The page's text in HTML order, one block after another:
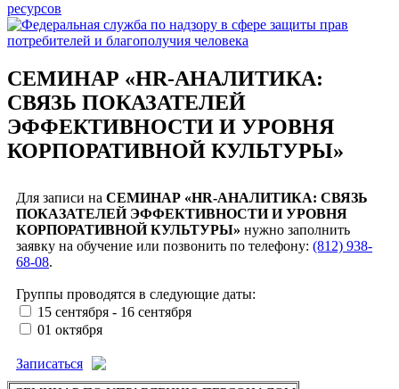
СЕМИНАР «HR-АНАЛИТИКА:
СВЯЗЬ ПОКАЗАТЕЛЕЙ
ЭФФЕКТИВНОСТИ И УРОВНЯ
КОРПОРАТИВНОЙ КУЛЬТУРЫ»
Для записи на СЕМИНАР «HR-АНАЛИТИКА: СВЯЗЬ
ПОКАЗАТЕЛЕЙ ЭФФЕКТИВНОСТИ И УРОВНЯ
КОРПОРАТИВНОЙ КУЛЬТУРЫ» нужно заполнить
заявку на обучение или позвонить по телефону: (812) 938-
68-08.
Группы проводятся в следующие даты:
15 сентября - 16 сентября
01 октября
Записаться